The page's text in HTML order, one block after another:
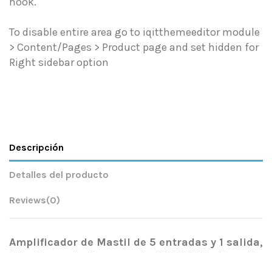
To disable entire area go to iqitthemeeditor module
> Content/Pages > Product page and set hidden for
Right sidebar option
Descripción
Detalles del producto
Reviews(0)
Amplificador de Mastil de 5 entradas y 1 salida,